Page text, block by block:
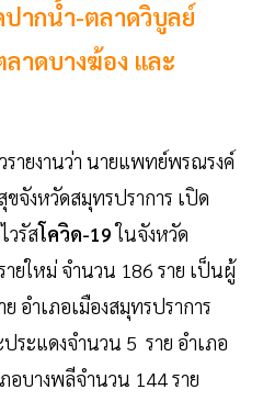
ากน้ำ-ตลาดวิบูลย์
าดบางฆ้อง และ
ายงานว่า นายแพทย์พรณรงค์
จังหวัดสมุทรปราการ เปิด
วรัสโควิด-19ในจังหวัด
ยใหม่ จำนวน 186 ราย เป็นผู้
อำเภอเมืองสมุทรปราการ
ระแดงจำนวน 5 ราย อำเภอ
อบางพลีจำนวน 144 ราย